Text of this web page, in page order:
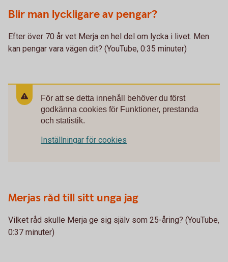
Blir man lyckligare av pengar?
Efter över 70 år vet Merja en hel del om lycka i livet. Men
kan pengar vara vägen dit? (YouTube, 0:35 minuter)
För att se detta innehåll behöver du först
godkänna cookies för Funktioner, prestanda
och statistik.
Inställningar för cookies
Merjas råd till sitt unga jag
Vilket råd skulle Merja ge sig själv som 25-åring? (YouTube,
0:37 minuter)